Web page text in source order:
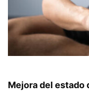
Mejora del estado